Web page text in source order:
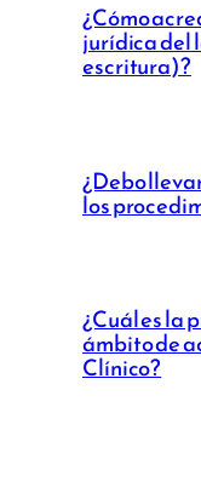
¿Cómo
jurídica del
escritura)?
¿Debo
los
¿Cuál es la
ámbito de
Clínico?